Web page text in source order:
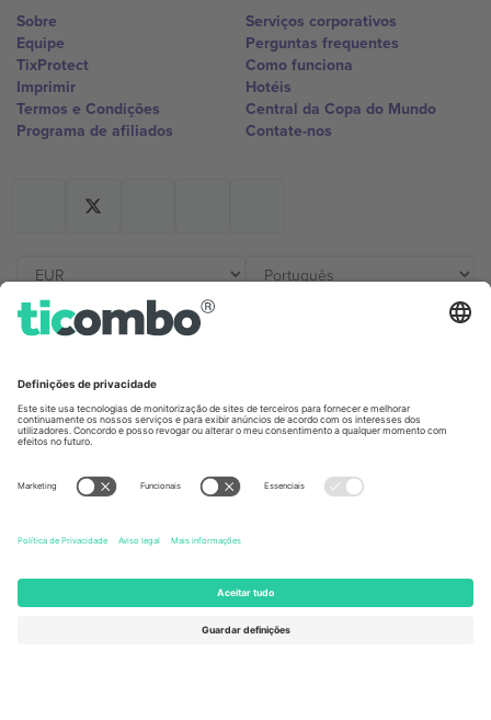
Sobre
Equipe
TixProtect
Imprimir
Termos e Condições
Programa de afiliados
Serviços corporativos
Perguntas frequentes
Como funciona
Hotéis
Central da Copa do Mundo
Contate-nos
Germany
Unter den Linden 24, 10117
United Kingdom
167 City Road, London, Greater
Newark, Delaware 19713, United
States
Engelberg, Switzerland